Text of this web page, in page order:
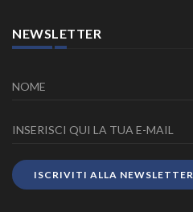
NEWSLETTER
ISCRIVITI ALLA NEWSLETTER